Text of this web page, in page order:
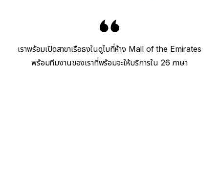
เราพร้อมเปิดสาขาเรือธงในดูไบที่ห้าง Mall of the Emirates
พร้อมทีมงานของเราที่พร้อมจะให้บริการใน 26 ภาษา